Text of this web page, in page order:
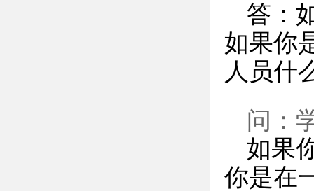
答：
如果你
人员什
问：
如果
你是在